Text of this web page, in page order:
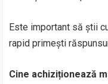
Este important să știi
rapid primești
Cine achiziționează